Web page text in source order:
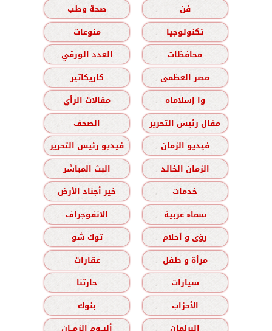
فن
صحة وطب
تكنولوجيا
منوعات
محافظات
العدد الورقي
مصر العظمى
كاريكاتير
وا إسلاماه
مقالات الرأي
مقال رئيس التحرير
الصحف
فيديو الزمان
فيديو رئيس التحرير
الزمان الخالد
البث المباشر
خدمات
خير أجناد الأرض
سماء عربية
الانفوجراف
رؤى و أحلام
توك شو
مرأة و طفل
عقارات
سيارات
حارتنا
الأحزاب
بنوك